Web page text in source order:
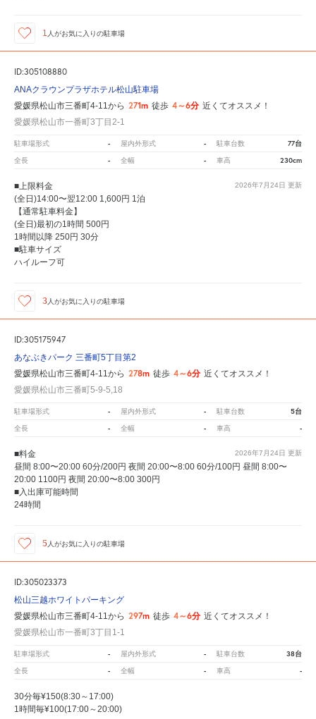
1 人がお気に入りの駐車場
ID:305108880
ANAクラウンプラザホテル松山駐車場
愛媛県松山市三番町4-11から 271m 徒歩 4～6分 近くてオススメ！
愛媛県松山市一番町3丁目2-1
駐車場形式 - 屋内外形式 - 駐車台数 77台
全長 - 全幅 - 車高 230cm
2026年7月24日 更新
■上限料金
(全日)14:00〜翌12:00 1,600円 1泊
【通常駐車料金】
(全日)最初の1時間 500円
1時間以降 250円 30分
■駐車サイズ
ハイルーフ可
3 人がお気に入りの駐車場
ID:305175947
あなぶきパーク 三番町5丁目第2
愛媛県松山市三番町4-11から 278m 徒歩 4～6分 近くてオススメ！
愛媛県松山市三番町5-9-5,18
駐車場形式 - 屋内外形式 - 駐車台数 5台
全長 - 全幅 - 車高 -
2026年7月24日 更新
■料金
昼間 8:00〜20:00 60分/200円 夜間 20:00〜8:00 60分/100円 昼間 8:00〜
20:00 1100円 夜間 20:00〜8:00 300円
■入出庫可能時間
24時間
5 人がお気に入りの駐車場
ID:305023373
松山三越ホワイトパーキング
愛媛県松山市三番町4-11から 297m 徒歩 4～6分 近くてオススメ！
愛媛県松山市一番町3丁目1-1
駐車場形式 - 屋内外形式 - 駐車台数 38台
全長 - 全幅 - 車高 -
30分毎¥150(8:30～17:00)
1時間毎¥100(17:00～20:00)